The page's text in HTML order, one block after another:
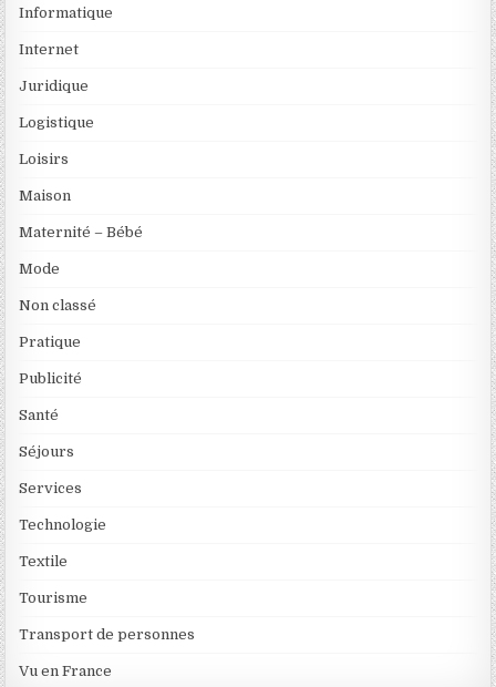
Informatique
Internet
Juridique
Logistique
Loisirs
Maison
Maternité – Bébé
Mode
Non classé
Pratique
Publicité
Santé
Séjours
Services
Technologie
Textile
Tourisme
Transport de personnes
Vu en France